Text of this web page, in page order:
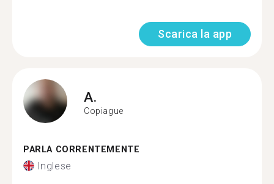
Scarica la app
A.
Copiague
PARLA CORRENTEMENTE
Inglese